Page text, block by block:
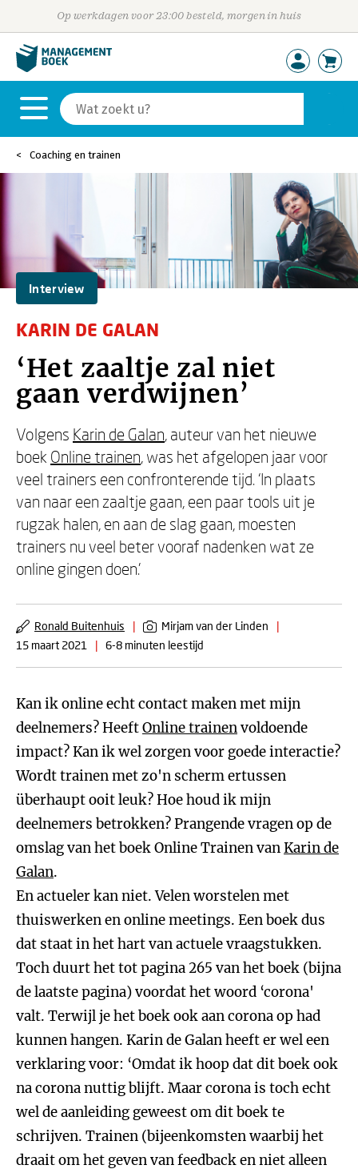
Op werkdagen voor 23:00 besteld, morgen in huis
Coaching en trainen
Interview
KARIN DE GALAN
‘Het zaaltje zal niet
gaan verdwijnen’
Volgens Karin de Galan, auteur van het nieuwe
boek Online trainen, was het afgelopen jaar voor
veel trainers een confronterende tijd. ‘In plaats
van naar een zaaltje gaan, een paar tools uit je
rugzak halen, en aan de slag gaan, moesten
trainers nu veel beter vooraf nadenken wat ze
online gingen doen.'
Ronald Buitenhuis | Mirjam van der Linden
|
15 maart 2021
| 6-8 minuten leestijd
Kan ik online echt contact maken met mijn
deelnemers? HeeftOnline trainenvoldoende
impact? Kan ik wel zorgen voor goede interactie?
Wordt trainen met zo'n scherm ertussen
überhaupt ooit leuk? Hoe houd ik mijn
deelnemers betrokken? Prangende vragen op de
omslag van het boek Online Trainen vanKarin de
Galan.
En actueler kan niet. Velen worstelen met
thuiswerken en online meetings. Een boek dus
dat staat in het hart van actuele vraagstukken.
Toch duurt het tot pagina 265 van het boek (bijna
de laatste pagina) voordat het woord ‘corona'
valt. Terwijl je het boek ook aan corona op had
kunnen hangen. Karin de Galan heeft er wel een
verklaring voor: ‘Omdat ik hoop dat dit boek ook
na corona nuttig blijft. Maar corona is toch echt
wel de aanleiding geweest om dit boek te
schrijven. Trainen (bijeenkomsten waarbij het
draait om het geven van feedback en niet alleen